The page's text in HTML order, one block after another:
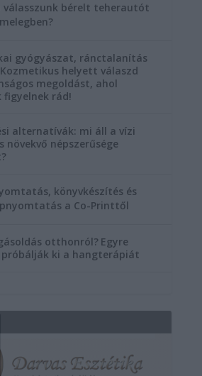
válasszunk bérelt teherautót
gyógyászat, ránctalanítás
helyett válaszd
megoldást, ahol
figyelnek rád!
alternatívák: mi áll a vízi
növekvő népszerűsége
könyvkészítés és
a Co-Printtől
otthonról? Egyre
ki a hangterápiát